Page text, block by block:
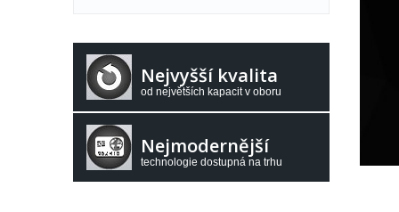
Nejvyšší kvalita
od největších kapacit v oboru
Nejmodernější
technologie dostupná na trhu